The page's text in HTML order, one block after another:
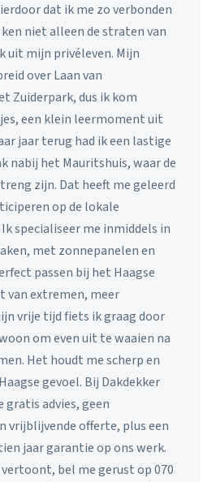
dat ik me zo verbonden
niet alleen de straten van
uit mijn privéleven. Mijn
over Laan van
Zuiderpark, dus ik kom
een klein leermoment uit
jaar terug had ik een lastige
nabij het Mauritshuis, waar de
zijn. Dat heeft me geleerd
op de lokale
specialiseer me inmiddels in
met zonnepanelen en
passen bij het Haagse
van extremen, meer
vrije tijd fiets ik graag door
om even uit te waaien na
Het houdt me scherp en
gevoel. Bij Dakdekker
gratis advies, geen
vrijblijvende offerte, plus een
jaar garantie op ons werk.
vertoont, bel me gerust op 070